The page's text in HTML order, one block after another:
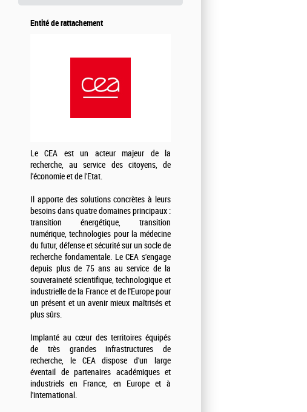
Entité de rattachement
Le CEA est un acteur majeur de la
recherche, au service des citoyens, de
l'économie et de l'Etat.
Il apporte des solutions concrètes à leurs
besoins dans quatre domaines principaux :
transition énergétique, transition
numérique, technologies pour la médecine
du futur, défense et sécurité sur un socle de
recherche fondamentale. Le CEA s'engage
depuis plus de 75 ans au service de la
souveraineté scientifique, technologique et
industrielle de la France et de l'Europe pour
un présent et un avenir mieux maîtrisés et
plus sûrs.
Implanté au cœur des territoires équipés
de très grandes infrastructures de
recherche, le CEA dispose d'un large
éventail de partenaires académiques et
industriels en France, en Europe et à
l'international.